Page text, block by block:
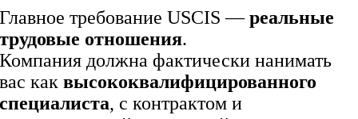
Главное требование USCIS —реальные
трудовые отношения.
Компания должна фактически нанимать
вас каквысококвалифицированного
специалиста, с контрактом и